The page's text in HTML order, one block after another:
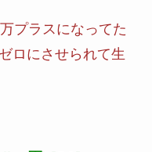
プラスになってた
ロにさせられて生